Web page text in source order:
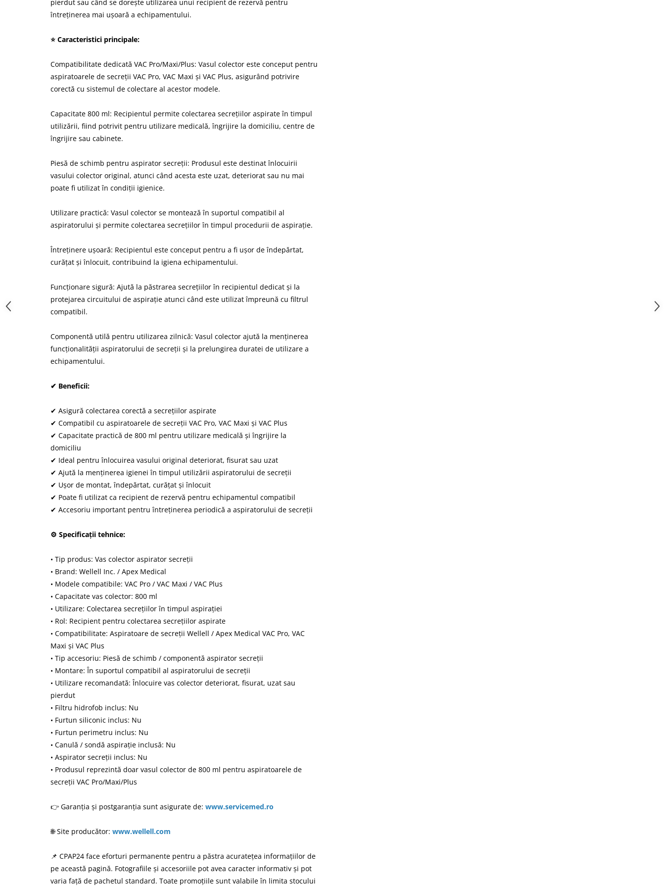
pierdut sau când se dorește utilizarea unui recipient de rezervă pentru
întreținerea mai ușoară a echipamentului.
⭐ Caracteristici principale:
Compatibilitate dedicată VAC Pro/Maxi/Plus: Vasul colector este conceput pentru
aspiratoarele de secreții VAC Pro, VAC Maxi și VAC Plus, asigurând potrivire
corectă cu sistemul de colectare al acestor modele.
Capacitate 800 ml: Recipientul permite colectarea secrețiilor aspirate în timpul
utilizării, fiind potrivit pentru utilizare medicală, îngrijire la domiciliu, centre de
îngrijire sau cabinete.
Piesă de schimb pentru aspirator secreții: Produsul este destinat înlocuirii
vasului colector original, atunci când acesta este uzat, deteriorat sau nu mai
poate fi utilizat în condiții igienice.
Utilizare practică: Vasul colector se montează în suportul compatibil al
aspiratorului și permite colectarea secrețiilor în timpul procedurii de aspirație.
Întreținere ușoară: Recipientul este conceput pentru a fi ușor de îndepărtat,
curățat și înlocuit, contribuind la igiena echipamentului.
Funcționare sigură: Ajută la păstrarea secrețiilor în recipientul dedicat și la
protejarea circuitului de aspirație atunci când este utilizat împreună cu filtrul
compatibil.
Componentă utilă pentru utilizarea zilnică: Vasul colector ajută la menținerea
funcționalității aspiratorului de secreții și la prelungirea duratei de utilizare a
echipamentului.
✔ Beneficii:
✔ Asigură colectarea corectă a secrețiilor aspirate
✔ Compatibil cu aspiratoarele de secreții VAC Pro, VAC Maxi și VAC Plus
✔ Capacitate practică de 800 ml pentru utilizare medicală și îngrijire la
domiciliu
✔ Ideal pentru înlocuirea vasului original deteriorat, fisurat sau uzat
✔ Ajută la menținerea igienei în timpul utilizării aspiratorului de secreții
✔ Ușor de montat, îndepărtat, curățat și înlocuit
✔ Poate fi utilizat ca recipient de rezervă pentru echipamentul compatibil
✔ Accesoriu important pentru întreținerea periodică a aspiratorului de secreții
⚙ Specificații tehnice:
• Tip produs: Vas colector aspirator secreții
• Brand: Wellell Inc. / Apex Medical
• Modele compatibile: VAC Pro / VAC Maxi / VAC Plus
• Capacitate vas colector: 800 ml
• Utilizare: Colectarea secrețiilor în timpul aspirației
• Rol: Recipient pentru colectarea secrețiilor aspirate
• Compatibilitate: Aspiratoare de secreții Wellell / Apex Medical VAC Pro, VAC
Maxi și VAC Plus
• Tip accesoriu: Piesă de schimb / componentă aspirator secreții
• Montare: În suportul compatibil al aspiratorului de secreții
• Utilizare recomandată: Înlocuire vas colector deteriorat, fisurat, uzat sau
pierdut
• Filtru hidrofob inclus: Nu
• Furtun siliconic inclus: Nu
• Furtun perimetru inclus: Nu
• Canulă / sondă aspirație inclusă: Nu
• Aspirator secreții inclus: Nu
• Produsul reprezintă doar vasul colector de 800 ml pentru aspiratoarele de
secreții VAC Pro/Maxi/Plus
👉 Garanția și postgaranția sunt asigurate de: www.servicemed.ro
🌐 Site producător: www.wellell.com
📌 CPAP24 face eforturi permanente pentru a păstra acuratețea informațiilor de
pe această pagină. Fotografiile și accesoriile pot avea caracter informativ și pot
varia față de pachetul standard. Toate promoțiile sunt valabile în limita stocului